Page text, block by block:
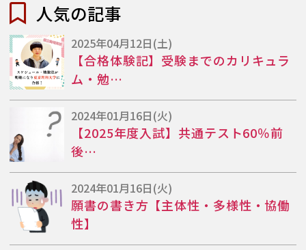
人気の記事
2025年04月12日(土)
【合格体験記】受験までのカリキュラ
ム・勉…
2024年01月16日(火)
【2025年度入試】共通テスト60％前
後…
2024年01月16日(火)
願書の書き方【主体性・多様性・協働
性】